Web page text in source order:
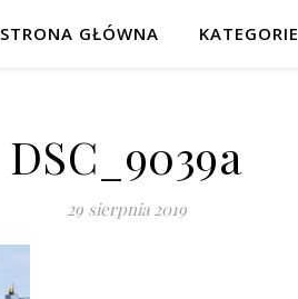
STRONA GŁÓWNA KATEGORIE
DSC_9039a
29 sierpnia 2019